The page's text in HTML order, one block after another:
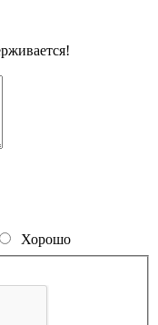
Хорошо